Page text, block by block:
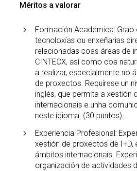
Méritos a valorar
Formación Académica: Grao
tecnoloxías ou enxeñarías
relacionadas coas áreas de
CINTECX, así como coa
a realizar, especialmente no
de proxectos. Requírese un
inglés, que permita a xestión
internacionais e unha
neste idioma. (30 puntos).
Experiencia Profesional:
xestión de proxectos de I+D,
ámbitos internacionais.
organización de actividades